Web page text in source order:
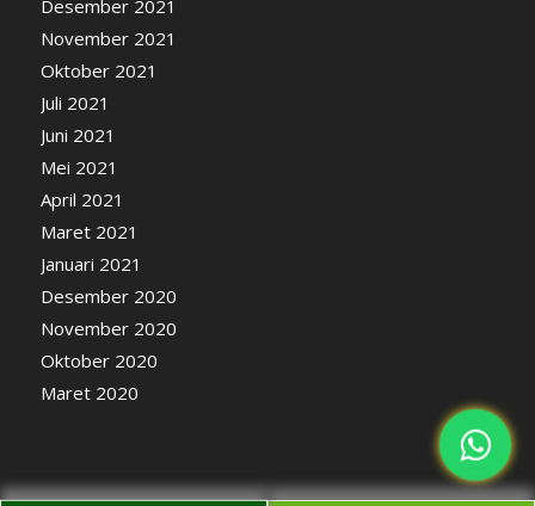
Desember 2021
November 2021
Oktober 2021
Juli 2021
Juni 2021
Mei 2021
April 2021
Maret 2021
Januari 2021
Desember 2020
November 2020
Oktober 2020
Maret 2020